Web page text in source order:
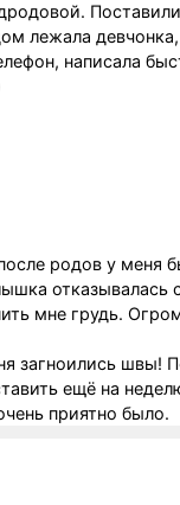
Поставили
лежала
написала
родов у меня
отказывалась
мне грудь.
загноились швы!
ещё на
приятно было.